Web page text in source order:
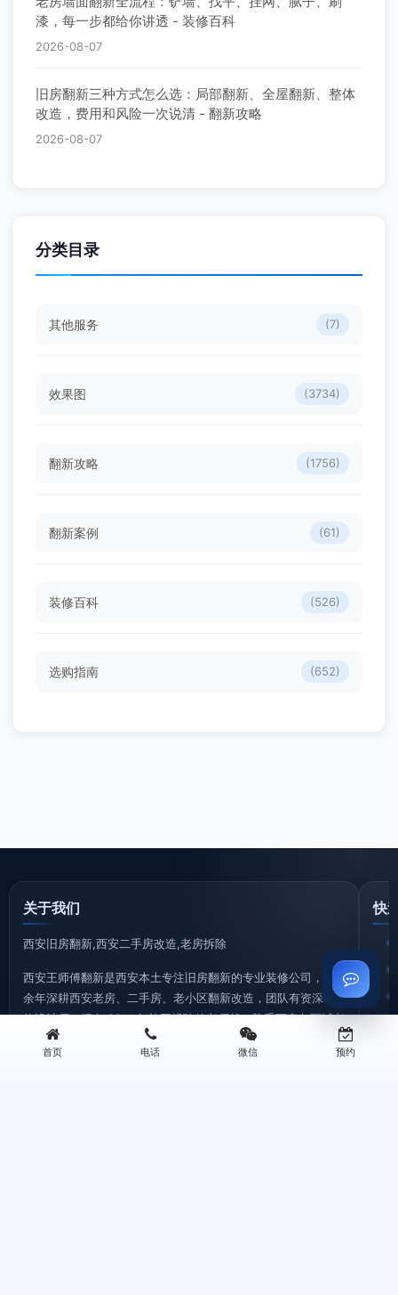
漆，每一步都给你讲透 - 装修百科
2026-08-07
旧房翻新三种方式怎么选：局部翻新、全屋翻新、整体
改造，费用和风险一次说清 - 翻新攻略
2026-08-07
分类目录
其他服务 (7)
效果图 (3734)
翻新攻略 (1756)
翻新案例 (61)
装修百科 (526)
选购指南 (652)
关于我们
西安旧房翻新,西安二手房改造,老房拆除
西安王师傅翻新是西安本土专注旧房翻新的专业装修公司，20
余年深耕西安老房、二手房、老小区翻新改造，团队有资深装
修设计师、拥有 20 + 年施工经验的老师傅、熟悉西安各区域老
房户型特点、水电改造难点、装修政策要求。
快
首页 电话 微信 预约